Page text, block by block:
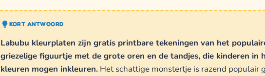
KORT ANTWOORD
Labubu kleurplaten zijn gratis printbare tekeningen van het
griezelige figuurtje met de grote oren en de tandjes, die kinderen in
kleuren mogen inkleuren. Het schattige monstertje is razend populair